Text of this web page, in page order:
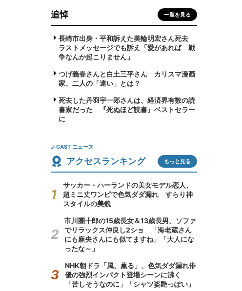
追悼 一覧を見る
長崎市出身・平和訴えた美輪明宏さん死去
ラストメッセージでも訴え「愛があれば 戦
争なんか起こりません」
つげ義春さんと白土三平さん カリスマ漫画
家、二人の「違い」とは？
死去した丹羽宇一郎さんは、経済界有数の読
書家だった 『死ぬほど読書』ベストセラー
に
J-CAST ニュース
アクセスランキング もっと見る
サッカー・ハーランドの美女モデル恋人、
超ミニ丈ワンピで色気ダダ漏れ すらり神
スタイルの美貌
市川團十郎の15歳長女＆13歳長男、ソファ
でリラックス仲良し2ショ 「海老蔵さん
にも麻央さんにも似てますね」「大人にな
ったな～」
NHK朝ドラ「風、薫る」、色気ダダ漏れ俳
優の強烈インパクト登場シーンに沸く
「苦しそうなのに」「シャツ姿艶っぽい」